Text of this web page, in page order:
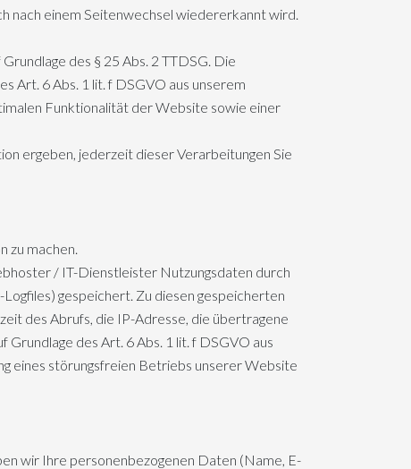
nach einem Seitenwechsel wiedererkannt wird.
des § 25 Abs. 2 TTDSG. Die
Art. 6 Abs. 1 lit. f DSGVO aus unserem
Funktionalität der Website sowie einer
ergeben, jederzeit dieser Verarbeitungen Sie
zu machen.
/ IT-Dienstleister Nutzungsdaten durch
gespeichert. Zu diesen gespeicherten
des Abrufs, die IP-Adresse, die übertragene
des Art. 6 Abs. 1 lit. f DSGVO aus
eines störungsfreien Betriebs unserer Website
wir Ihre personenbezogenen Daten (Name, E-